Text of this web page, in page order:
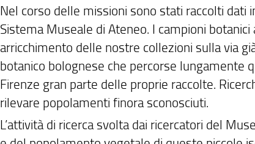
Nel corso delle missioni sono stati raccolti
Sistema Museale di Ateneo. I campioni
arricchimento delle nostre collezioni sulla via
botanico bolognese che percorse lungamente
Firenze gran parte delle proprie raccolte.
rilevare popolamenti finora sconosciuti.
L’attività di ricerca svolta dai ricercatori del